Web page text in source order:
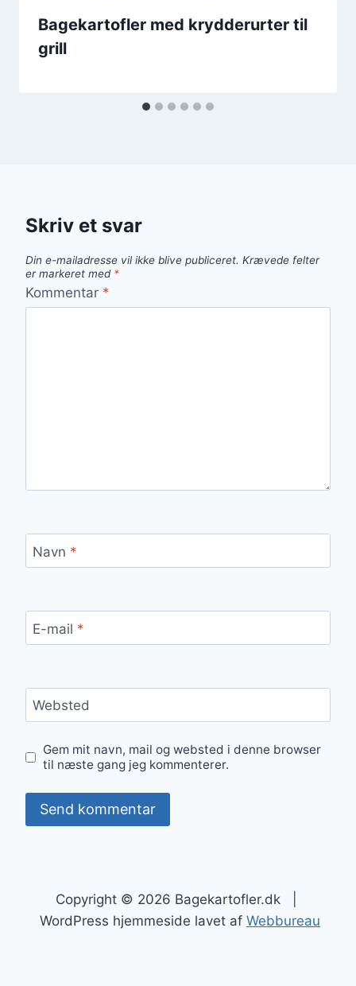
Bagekartofler med krydderurter til
grill
Skriv et svar
Din e-mailadresse vil ikke blive publiceret. Krævede felter
er markeret med *
Kommentar *
Navn *
E-mail *
Websted
Gem mit navn, mail og websted i denne browser
til næste gang jeg kommenterer.
Copyright © 2026 Bagekartofler.dk |
WordPress hjemmeside lavet af Webbureau